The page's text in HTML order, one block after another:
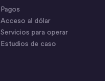
Pagos
Acceso al dólar
Servicios para operar
Estudios de caso